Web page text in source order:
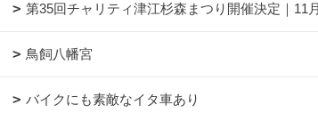
第35回チャリティ津江杉森まつり開催決定｜11
鳥飼八幡宮
バイクにも素敵なイタ車あり